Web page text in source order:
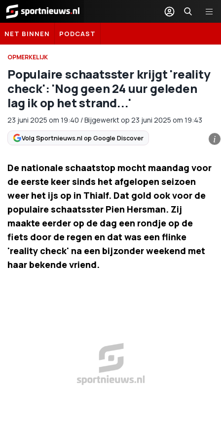
Sportnieuws.nl
NET BINNEN PODCAST
OPMERKELIJK
Populaire schaatsster krijgt 'reality
check': 'Nog geen 24 uur geleden
lag ik op het strand...'
23 juni 2025 om 19:40 /Bijgewerkt op 23 juni 2025 om 19:43
Volg Sportnieuws.nl op Google Discover i
De nationale schaatstop mocht maandag voor
de eerste keer sinds het afgelopen seizoen
weer het ijs op in Thialf. Dat gold ook voor de
populaire schaatsster Pien Hersman. Zij
maakte eerder op de dag een rondje op de
fiets door de regen en dat was een flinke
'reality check' na een bijzonder weekend met
haar bekende vriend.